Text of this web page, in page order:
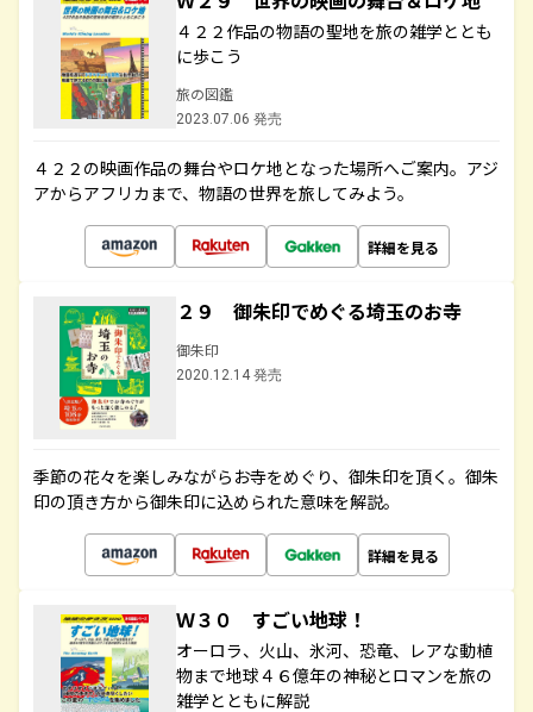
４２２作品の物語の聖地を旅の雑学ととも
に歩こう
旅の図鑑
2023.07.06 発売
４２２の映画作品の舞台やロケ地となった場所へご案内。アジ
アからアフリカまで、物語の世界を旅してみよう。
詳細を見る
２９ 御朱印でめぐる埼玉のお寺
御朱印
2020.12.14 発売
季節の花々を楽しみながらお寺をめぐり、御朱印を頂く。御朱
印の頂き方から御朱印に込められた意味を解説。
詳細を見る
Ｗ３０ すごい地球！
オーロラ、火山、氷河、恐竜、レアな動植
物まで地球４６億年の神秘とロマンを旅の
雑学とともに解説